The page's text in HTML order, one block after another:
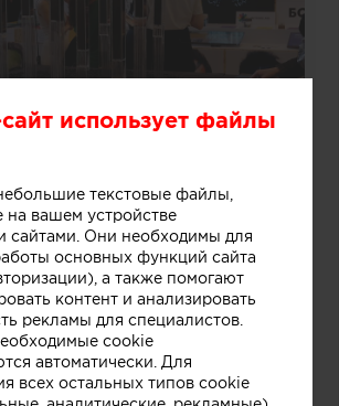
использует файлы
текстовые файлы,
вашем устройстве
сайтами. Они необходимы для
основных функций сайта
а также помогают
контент и анализировать
рекламы для специалистов.
cookie
автоматически. Для
всех остальных типов cookie